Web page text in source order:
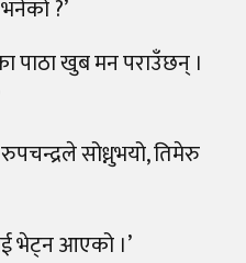
?’
पाठा खुब मन पराउँछन् ।
सोध्नुभयो, तिमेरु
भेट्न आएको ।’